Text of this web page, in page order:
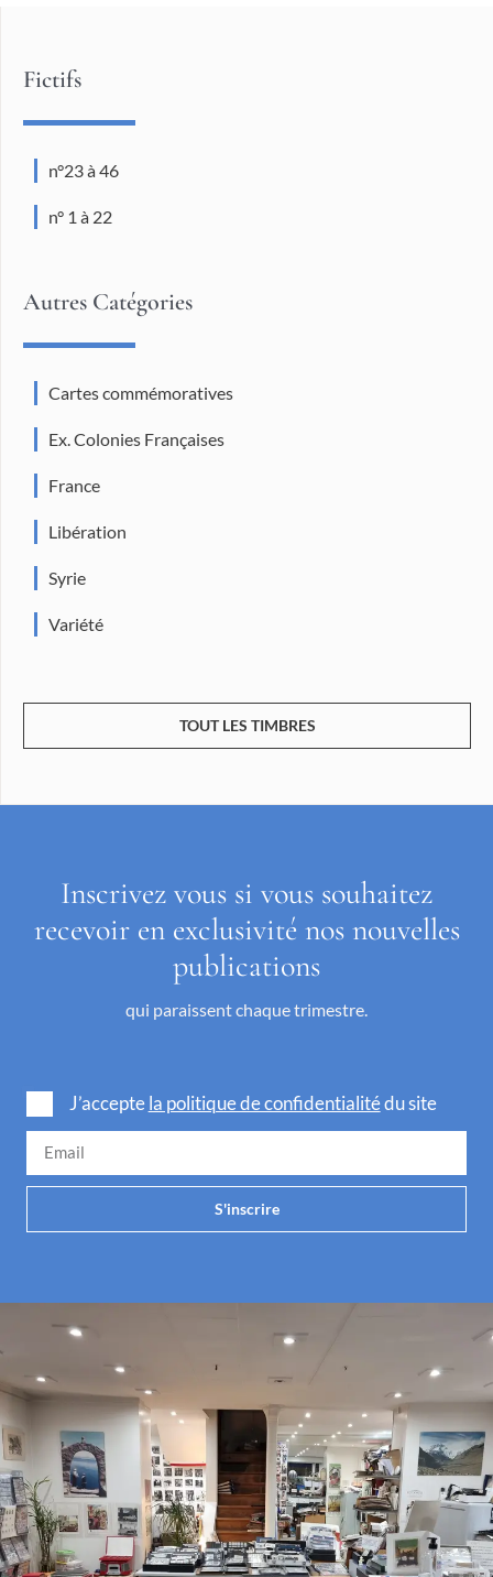
Fictifs
n°23 à 46
n° 1 à 22
Autres Catégories
Cartes commémoratives
Ex. Colonies Françaises
France
Libération
Syrie
Variété
TOUT LES TIMBRES
Inscrivez vous si vous souhaitez
recevoir en exclusivité nos nouvelles
publications
qui paraissent chaque trimestre.
J’acceptela politique de confidentialitédu site
S'inscrire